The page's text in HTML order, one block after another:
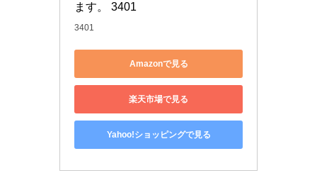
ます。 3401
3401
Amazonで見る
楽天市場で見る
Yahoo!ショッピングで見る